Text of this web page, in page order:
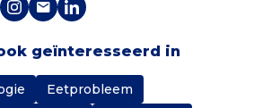
geïnteresseerd in
Eetprobleem